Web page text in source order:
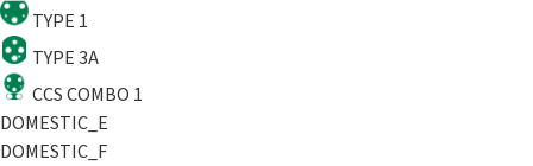
TYPE 1
TYPE 3A
CCS COMBO 1
DOMESTIC_E
DOMESTIC_F